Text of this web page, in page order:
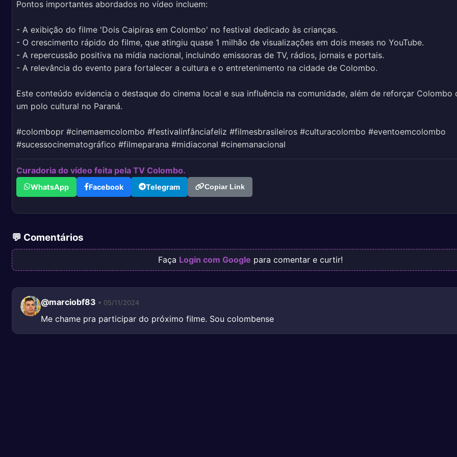
Pontos importantes abordados no vídeo incluem:
- A exibição do filme 'Dois Caipiras em Colombo' no festival dedicado às crianças.
- O crescimento rápido do filme, que atingiu quase 1 milhão de visualizações em dois meses no YouTube.
- A repercussão positiva na mídia nacional, incluindo emissoras de TV, rádios, jornais e portais.
- A relevância do evento para fortalecer a cultura e o entretenimento na cidade de Colombo.
Este conteúdo evidencia o destaque do cinema local e sua influência na comunidade, além de reforçar Colombo
um polo cultural no Paraná.
#colombopr #cinemaemcolombo #festivalinfânciafeliz #filmesbrasileiros #culturacolombo #eventoemcolombo
#sucessocinematográfico #filmeparana #midiaconal #cinemanacional
Curadoria do vídeo feita pela TV Colombo.
WhatsApp Facebook Telegram Copiar Link
💬 Comentários
Faça Login com Google para comentar e curtir!
@marciobf83 • 05/11/2024
Me chame pra participar do próximo filme. Sou colombense